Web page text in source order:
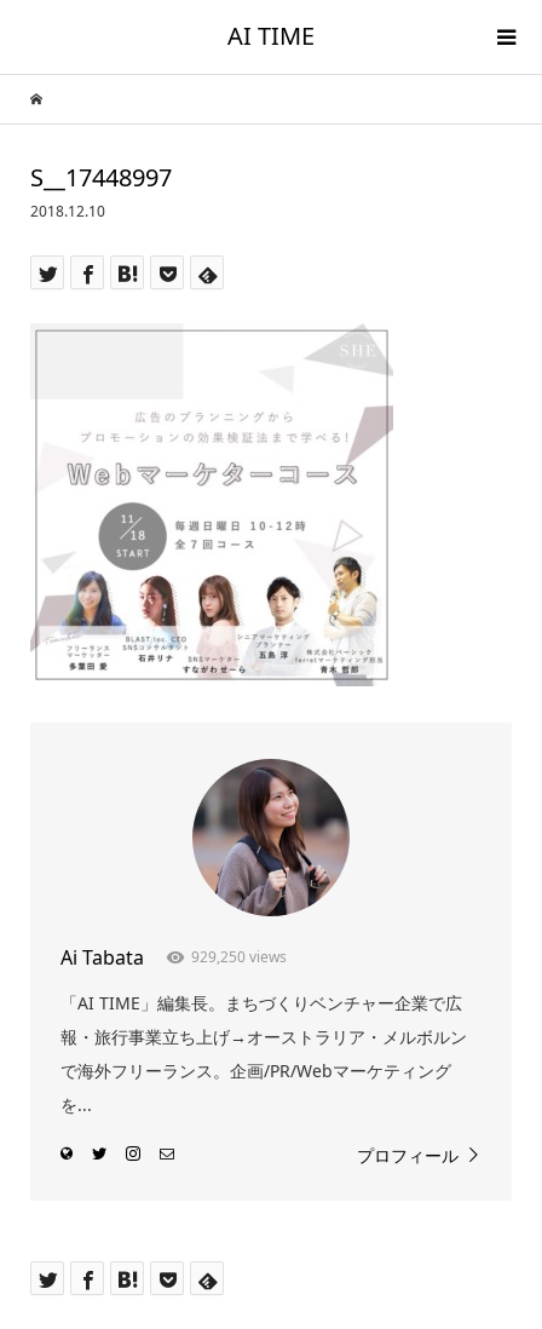
AI TIME
S__17448997
2018.12.10
Ai Tabata 929,250 views
「AI TIME」編集長。まちづくりベンチャー企業で広
報・旅行事業立ち上げ→オーストラリア・メルボルン
で海外フリーランス。企画/PR/Webマーケティング
を...
プロフィール